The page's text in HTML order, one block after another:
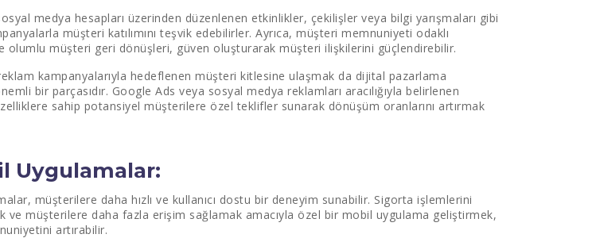
medya hesapları üzerinden düzenlenen etkinlikler, çekilişler veya bilgi yarışmaları gibi
müşteri katılımını teşvik edebilirler. Ayrıca, müşteri memnuniyeti odaklı
olumlu müşteri geri dönüşleri, güven oluşturarak müşteri ilişkilerini güçlendirebilir.
kampanyalarıyla hedeflenen müşteri kitlesine ulaşmak da dijital pazarlama
bir parçasıdır. Google Ads veya sosyal medya reklamları aracılığıyla belirlenen
sahip potansiyel müşterilere özel teklifler sunarak dönüşüm oranlarını artırmak
Uygulamalar:
müşterilere daha hızlı ve kullanıcı dostu bir deneyim sunabilir. Sigorta işlemlerini
ve müşterilere daha fazla erişim sağlamak amacıyla özel bir mobil uygulama geliştirmek,
artırabilir.